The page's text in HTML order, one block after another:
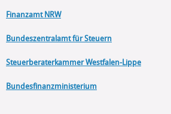
Finanzamt NRW
Bundeszentralamt für Steuern
Steuerberaterkammer Westfalen-Lippe
Bundesfinanzministerium